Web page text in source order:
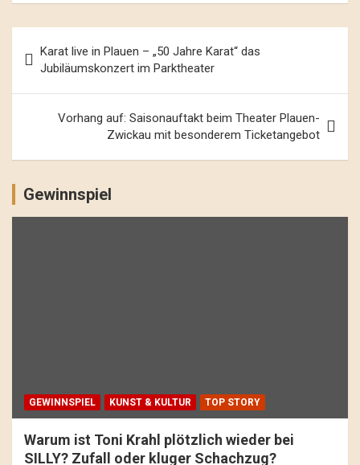
Navigation
Karat live in Plauen – „50 Jahre Karat“ das
Jubiläumskonzert im Parktheater
Vorhang auf: Saisonauftakt beim Theater Plauen-
Zwickau mit besonderem Ticketangebot
Gewinnspiel
GEWINNSPIEL KUNST & KULTUR TOP STORY
Warum ist Toni Krahl plötzlich wieder bei
SILLY? Zufall oder kluger Schachzug?